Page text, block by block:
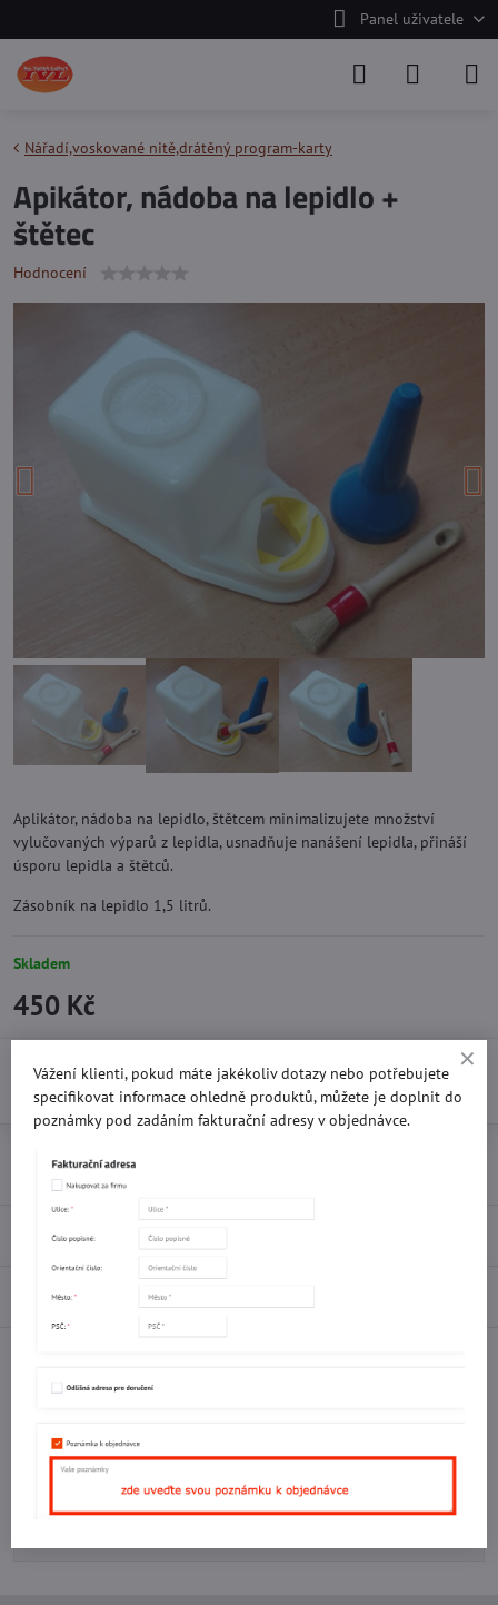
Panel uživatele
Nářadí,voskované nitě,drátěný program-karty
Apikátor, nádoba na lepidlo +
štětec
Hodnocení
Aplikátor, nádoba na lepidlo, štětcem minimalizujete množství
vylučovaných výparů z lepidla, usnadňuje nanášení lepidla, přináší
úsporu lepidla a štětců.
Zásobník na lepidlo 1,5 litrů.
Skladem
450 Kč
Do košíku
Recenze 0
Diskuse
Potřebujete poradit s objednávkou?
Kontaktujte nás:
Vážení klienti, pokud máte jakékoliv dotazy nebo potřebujete
specifikovat informace ohledně produktů, můžete je doplnit do
poznámky pod zadáním fakturační adresy v objednávce.